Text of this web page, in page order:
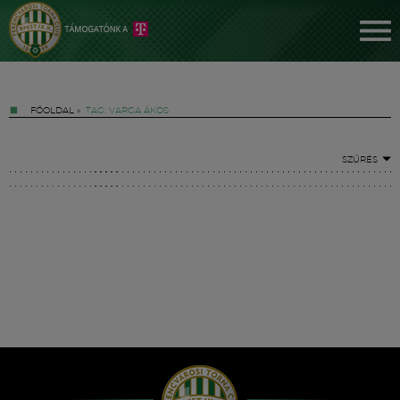
FŐOLDAL » TAG: VARGA ÁKOS
SZŰRÉS
Hírek